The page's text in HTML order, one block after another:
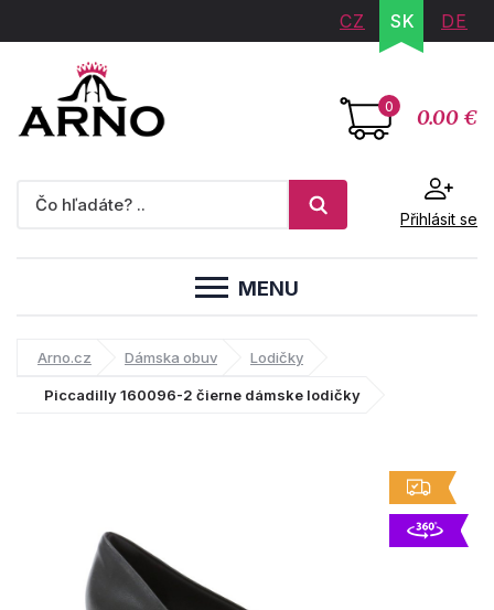
CZ SK DE
0 0.00 €
Přihlásit se
MENU
Arno.cz Dámska obuv Lodičky
Piccadilly 160096-2 čierne dámske lodičky